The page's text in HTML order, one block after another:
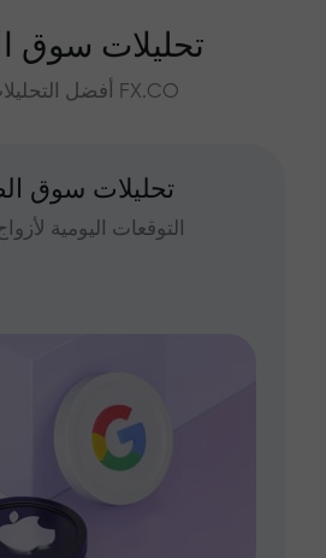
تحليلات سوق
أفضل التحليلات ومراجعات السوق مع FX.CO
تحليلات سوق
التوقعات اليومية